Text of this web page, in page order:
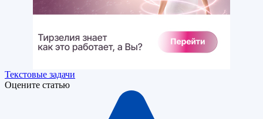
Текстовые задачи
Оцените статью